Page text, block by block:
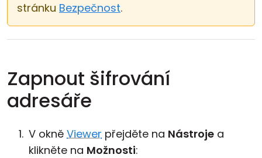
stránku Bezpečnost.
Zapnout šifrování
adresáře
V okně Viewer přejděte na Nástroje a
klikněte na Možnosti: